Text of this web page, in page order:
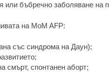
или бъбречно заболяване на
на MoM AFP:
със синдрома на Даун);
смърт, спонтанен аборт;